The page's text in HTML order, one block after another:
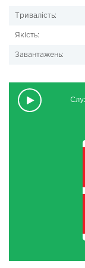
Тривалість:
Якість:
Завантажень: